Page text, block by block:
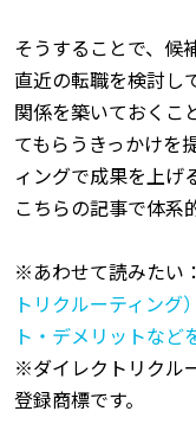
そうすることで、候
直近の転職を検討し
関係を築いておくこ
てもらうきっかけを
ィングで成果を上げ
こちらの記事で体系
※あわせて読みたい
トリクルーティング
ト・デメリットなど
※ダイレクトリクル
登録商標です。